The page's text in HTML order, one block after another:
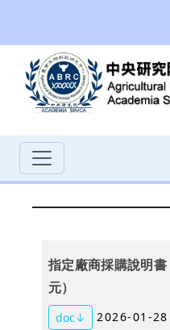
指定廠商採購說明
元）
doc↓ 2026-01-